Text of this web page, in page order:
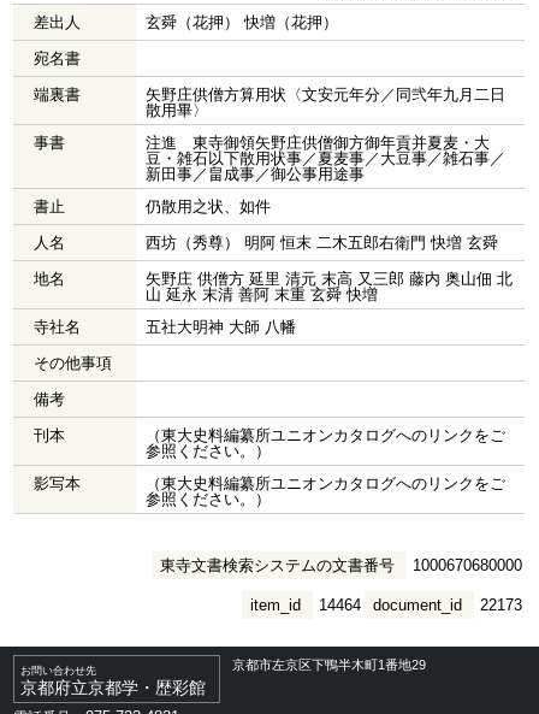
差出人
玄舜（花押） 快増（花押）
宛名書
端裏書
矢野庄供僧方算用状〈文安元年分／同弐年九月二日
散用畢〉
事書
注進 東寺御領矢野庄供僧御方御年貢并夏麦・大
豆・雑石以下散用状事／夏麦事／大豆事／雑石事／
新田事／畠成事／御公事用途事
書止
仍散用之状、如件
人名
西坊（秀尊） 明阿 恒末 二木五郎右衛門 快増 玄舜
地名
矢野庄 供僧方 延里 清元 末高 又三郎 藤内 奥山佃 北
山 延永 末清 善阿 末重 玄舜 快増
寺社名
五社大明神 大師 八幡
その他事項
備考
刊本
（東大史料編纂所ユニオンカタログへのリンクをご
参照ください。）
影写本
（東大史料編纂所ユニオンカタログへのリンクをご
参照ください。）
東寺文書検索システムの文書番号 1000670680000
document_id 22173
item_id 14464
お問い合わせ先
京都府立京都学・歴彩館
京都市左京区下鴨半木町1番地29